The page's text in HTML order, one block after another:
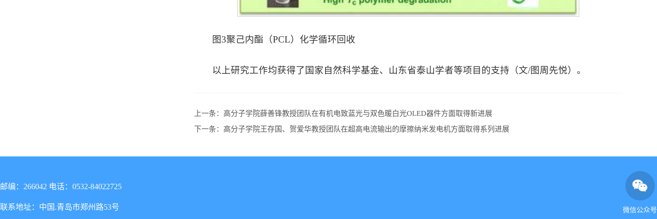
图3聚己内酯（PCL）化学循环回收
以上研究工作均获得了国家自然科学基金、山东省泰山学者等项目的支持（文/图周先悦）。
上一条： 高分子学院薛善锋教授团队在有机电致蓝光与双色暖白光OLED器件方面取得新进展
下一条： 高分子学院王存国、贺爱华教授团队在超高电流输出的摩擦纳米发电机方面取得系列进展
邮编：266042 电话：0532-84022725
联系地址：中国.青岛市郑州路53号 微信公众号